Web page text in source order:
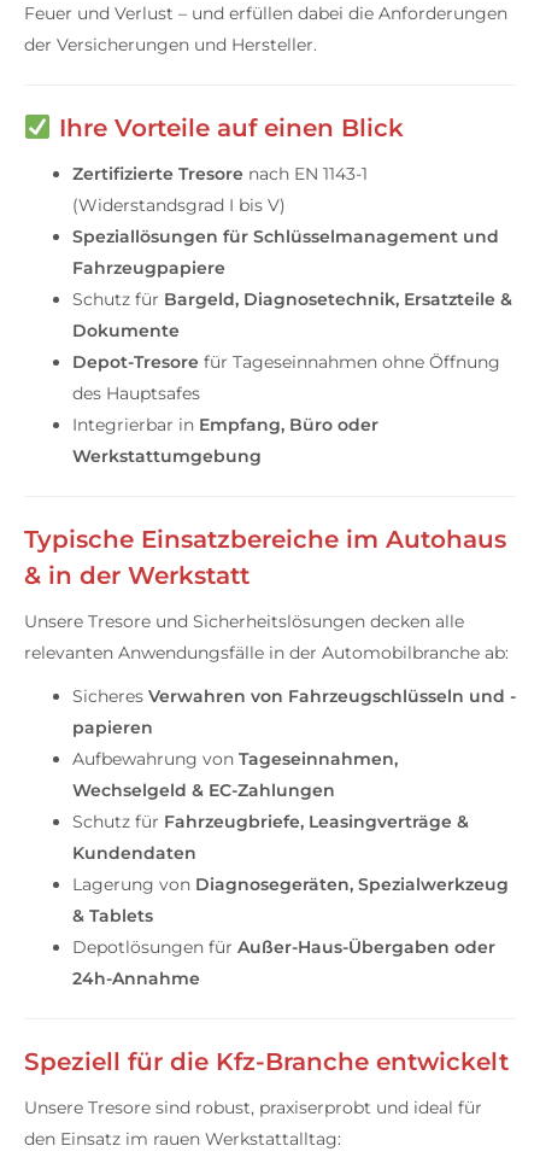
Feuer und Verlust – und erfüllen dabei die Anforderungen
der Versicherungen und Hersteller.
Ihre Vorteile auf einen Blick
Zertifizierte Tresore nach EN 1143-1
(Widerstandsgrad I bis V)
Speziallösungen für Schlüsselmanagement und
Fahrzeugpapiere
Schutz für Bargeld, Diagnosetechnik, Ersatzteile &
Dokumente
Depot-Tresore für Tageseinnahmen ohne Öffnung
des Hauptsafes
Integrierbar in Empfang, Büro oder
Werkstattumgebung
Typische Einsatzbereiche im Autohaus
& in der Werkstatt
Unsere Tresore und Sicherheitslösungen decken alle
relevanten Anwendungsfälle in der Automobilbranche ab:
Sicheres Verwahren von Fahrzeugschlüsseln und -
papieren
Aufbewahrung von Tageseinnahmen,
Wechselgeld & EC-Zahlungen
Schutz für Fahrzeugbriefe, Leasingverträge &
Kundendaten
Lagerung von Diagnosegeräten, Spezialwerkzeug
& Tablets
Depotlösungen für Außer-Haus-Übergaben oder
24h-Annahme
Speziell für die Kfz-Branche entwickelt
Unsere Tresore sind robust, praxiserprobt und ideal für
den Einsatz im rauen Werkstattalltag: